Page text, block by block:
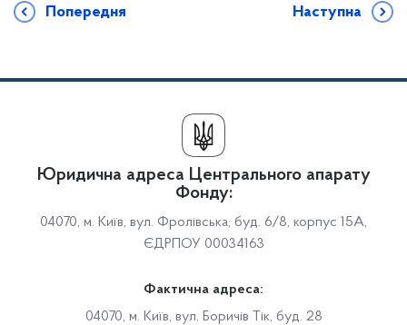
Попередня Наступна
Юридична адреса Центрального апарату
Фонду:
04070, м. Київ, вул. Фролівська, буд. 6/8, корпус 15А,
ЄДРПОУ 00034163
Фактична адреса:
04070, м. Київ, вул. Боричів Тік, буд. 28